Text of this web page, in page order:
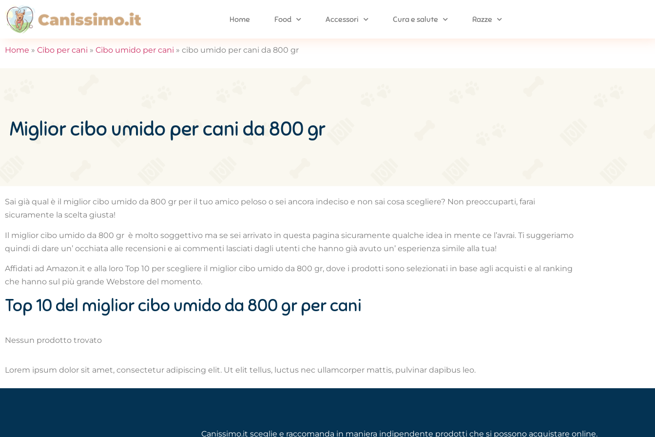
Home Food Accessori Cura e salute Razze
Home » Cibo per cani » Cibo umido per cani » cibo umido per cani da 800 gr
Miglior cibo umido per cani da 800 gr
Sai già qual è il miglior cibo umido da 800 gr per il tuo amico peloso o sei ancora indeciso e non sai cosa scegliere? Non preoccuparti, farai
sicuramente la scelta giusta!
Il miglior cibo umido da 800 gr è molto soggettivo ma se sei arrivato in questa pagina sicuramente qualche idea in mente ce l’avrai. Ti suggeriamo
quindi di dare un’ occhiata alle recensioni e ai commenti lasciati dagli utenti che hanno già avuto un’ esperienza simile alla tua!
Affidati ad Amazon.it e alla loro Top 10 per scegliere il miglior cibo umido da 800 gr, dove i prodotti sono selezionati in base agli acquisti e al ranking
che hanno sul più grande Webstore del momento.
Top 10 del miglior cibo umido da 800 gr per cani
Nessun prodotto trovato
Lorem ipsum dolor sit amet, consectetur adipiscing elit. Ut elit tellus, luctus nec ullamcorper mattis, pulvinar dapibus leo.
Canissimo.it sceglie e raccomanda in maniera indipendente prodotti che si possono acquistare online.